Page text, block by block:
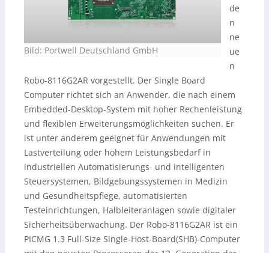
Bild: Portwell Deutschland GmbH
de
n
ne
ue
n
Robo-8116G2AR vorgestellt. Der Single Board
Computer richtet sich an Anwender, die nach einem
Embedded-Desktop-System mit hoher Rechenleistung
und flexiblen Erweiterungsmöglichkeiten suchen. Er
ist unter anderem geeignet für Anwendungen mit
Lastverteilung oder hohem Leistungsbedarf in
industriellen Automatisierungs- und intelligenten
Steuersystemen, Bildgebungssystemen in Medizin
und Gesundheitspflege, automatisierten
Testeinrichtungen, Halbleiteranlagen sowie digitaler
Sicherheitsüberwachung. Der Robo-8116G2AR ist ein
PICMG 1.3 Full-Size Single-Host-Board(SHB)-Computer